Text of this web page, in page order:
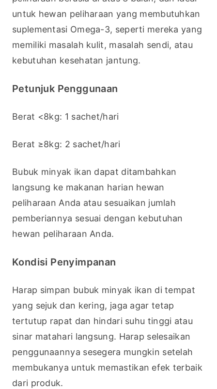
untuk hewan peliharaan yang membutuhkan
suplementasi Omega-3, seperti mereka yang
memiliki masalah kulit, masalah sendi, atau
kebutuhan kesehatan jantung.
Petunjuk Penggunaan
Berat <8kg: 1 sachet/hari
Berat ≥8kg: 2 sachet/hari
Bubuk minyak ikan dapat ditambahkan
langsung ke makanan harian hewan
peliharaan Anda atau sesuaikan jumlah
pemberiannya sesuai dengan kebutuhan
hewan peliharaan Anda.
Kondisi Penyimpanan
Harap simpan bubuk minyak ikan di tempat
yang sejuk dan kering, jaga agar tetap
tertutup rapat dan hindari suhu tinggi atau
sinar matahari langsung. Harap selesaikan
penggunaannya sesegera mungkin setelah
membukanya untuk memastikan efek terbaik
dari produk.